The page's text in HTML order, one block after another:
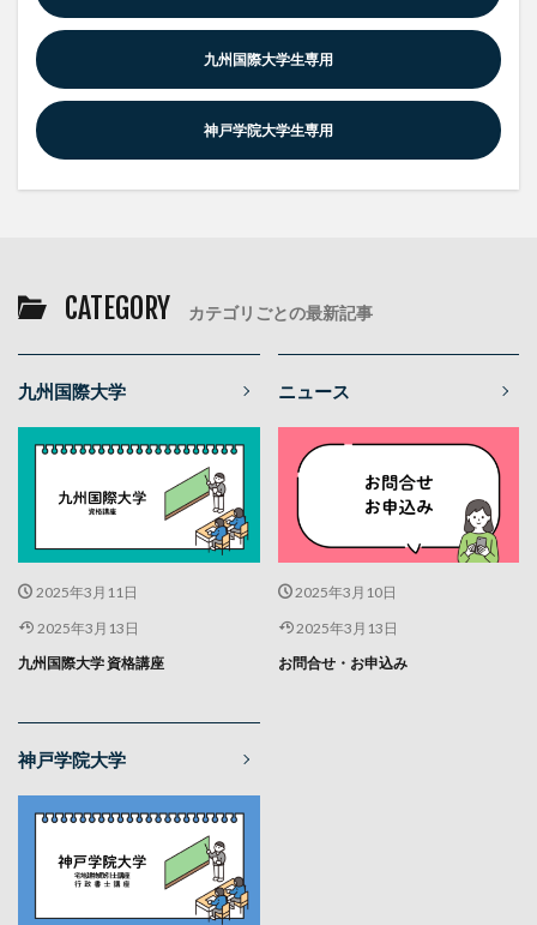
九州国際大学生専用
神戸学院大学生専用
CATEGORY カテゴリごとの最新記事
九州国際大学
2025年3月11日
2025年3月13日
九州国際大学 資格講座
ニュース
2025年3月10日
2025年3月13日
お問合せ・お申込み
神戸学院大学